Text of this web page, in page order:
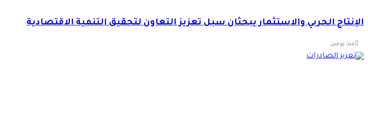
الإنتاج الحربي والاستثمار يبحثان سبل تعزيز التعاون لتحقيق التنمية الاقتصادية
منذ يومين